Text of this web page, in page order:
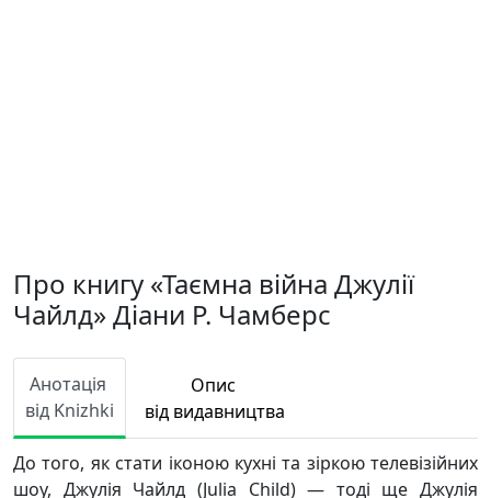
Про книгу «Таємна війна Джулії
Чайлд» Діани Р. Чамберс
Анотація
від Knizhki
Опис
від видавництва
До того, як стати іконою кухні та зіркою телевізійних
шоу, Джулія Чайлд (Julia Child) — тоді ще Джулія